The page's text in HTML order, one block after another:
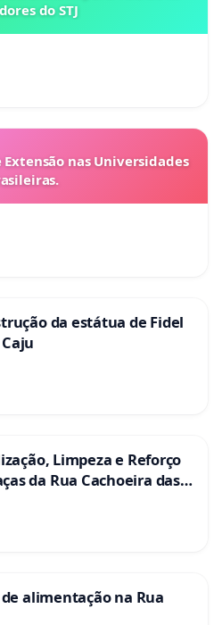
do STJ
nas Universidades
da estátua de Fidel
Limpeza e Reforço
da Rua Cachoeira das
alimentação na Rua